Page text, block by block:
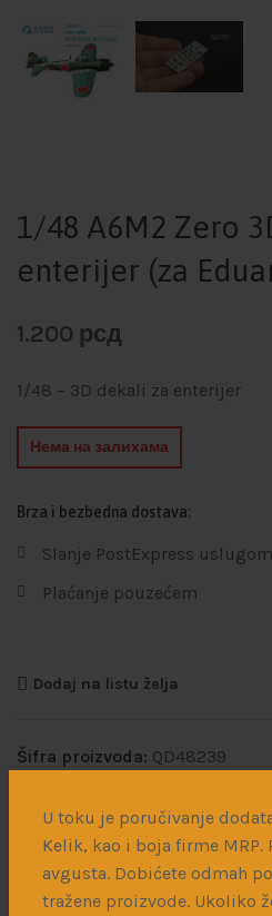
U toku je poručivanje
Kelik, kao i boja firme MRP.
avgusta. Dobićete odmah
tražene proizvode. Ukoliko
1/48 A6M2 Zero
enterijer (za
1.200 рсд
1/48 – 3D dekali za enterijer
Нема на залихама
Brza i bezbedna dostava:
Slanje PostExpress
Plaćanje pouzećem
Dodaj na listu želja
Šifra proizvoda: QD48239
Podeli: